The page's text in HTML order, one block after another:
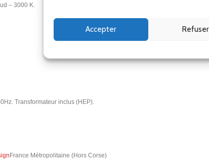
Accepter Refuser
– 3000 K.
Transformateur inclus (HEP).
France Métropolitaine (Hors Corse)